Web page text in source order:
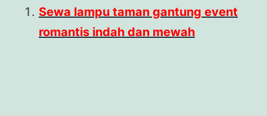
Sewa lampu taman gantung event
romantis indah dan mewah